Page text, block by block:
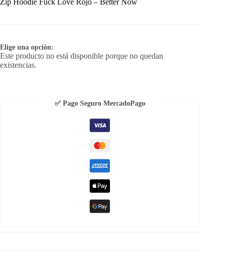
Zip Hoodie Fuck Love Rojo – Better Now
Elige una opción:
Este producto no está disponible porque no quedan
existencias.
✅ Pago Seguro MercadoPago